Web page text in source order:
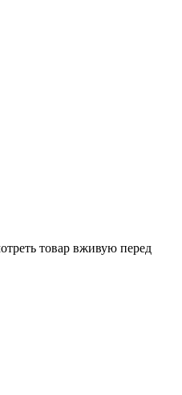
товар вживую перед